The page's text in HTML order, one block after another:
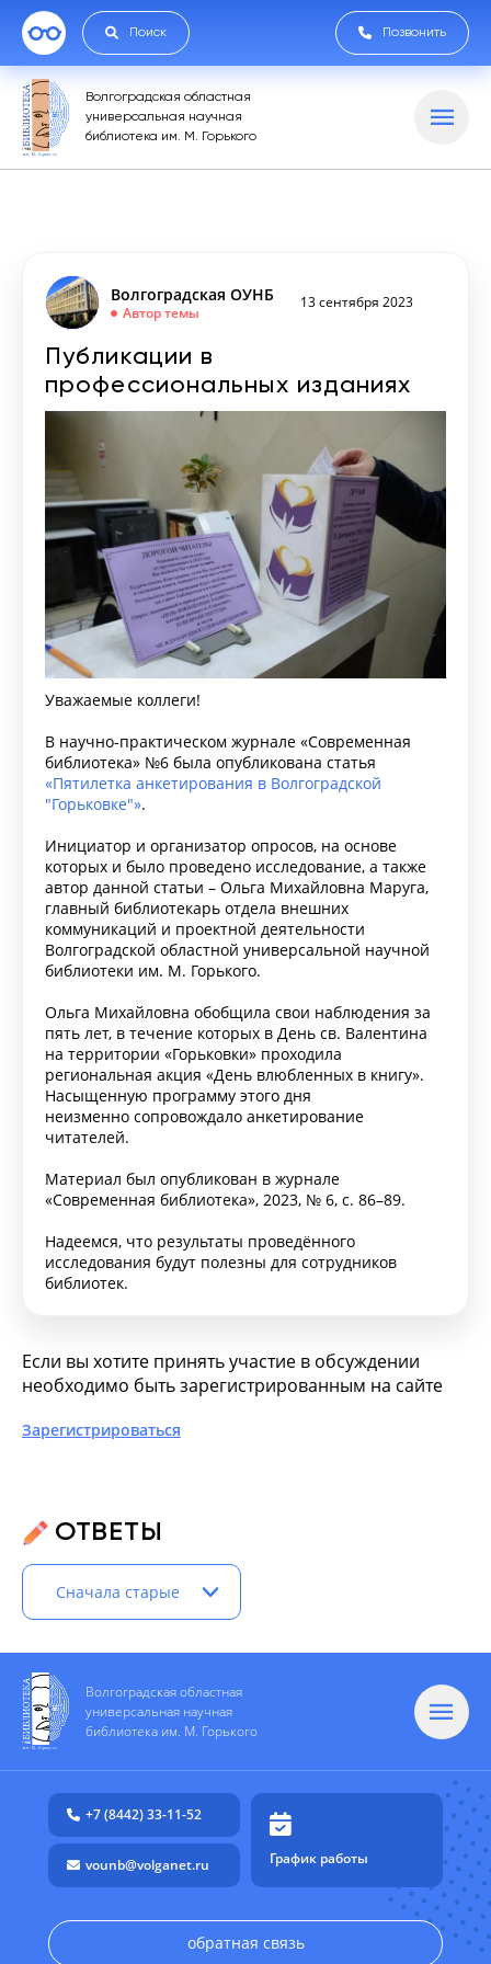
Поиск Позвонить
Волгоградская областная
универсальная научная
библиотека им. М. Горького
Волгоградская ОУНБ
Автор темы
13 сентября 2023
Публикации в
профессиональных изданиях
Уважаемые коллеги!
В научно-практическом журнале «Современная
библиотека» №6 была опубликована статья
«Пятилетка анкетирования в Волгоградской
"Горьковке"».
Инициатор и организатор опросов, на основе
которых и было проведено исследование, а также
автор данной статьи – Ольга Михайловна Маруга,
главный библиотекарь отдела внешних
коммуникаций и проектной деятельности
Волгоградской областной универсальной научной
библиотеки им. М. Горького.
Ольга Михайловна обобщила свои наблюдения за
пять лет, в течение которых в День св. Валентина
на территории «Горьковки» проходила
региональная акция «День влюбленных в книгу».
Насыщенную программу этого дня
неизменно сопровождало анкетирование
читателей.
Материал был опубликован в журнале
«Современная библиотека», 2023, № 6, с. 86–89.
Надеемся, что результаты проведённого
исследования будут полезны для сотрудников
библиотек.
Если вы хотите принять участие в обсуждении
необходимо быть зарегистрированным на сайте
Зарегистрироваться
ОТВЕТЫ
Сначала старые
Волгоградская областная
универсальная научная
библиотека им. М. Горького
+7 (8442) 33-11-52
vounb@volganet.ru График работы
обратная связь